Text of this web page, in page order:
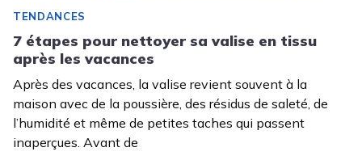
TENDANCES
7 étapes pour nettoyer sa valise en tissu
après les vacances
Après des vacances, la valise revient souvent à la
maison avec de la poussière, des résidus de saleté, de
l’humidité et même de petites taches qui passent
inaperçues. Avant de